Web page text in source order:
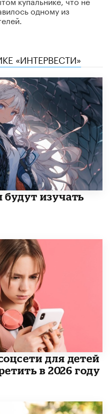
одному из
«ИНТЕРВЕСТИ»
изучать
для детей
в 2026 году